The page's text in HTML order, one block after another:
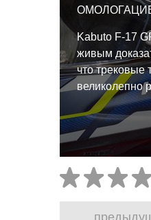
Kabuto F-17
живым
что трековые
великолепно
улице. И даже
райдера
абсолютно
неоспоримы.